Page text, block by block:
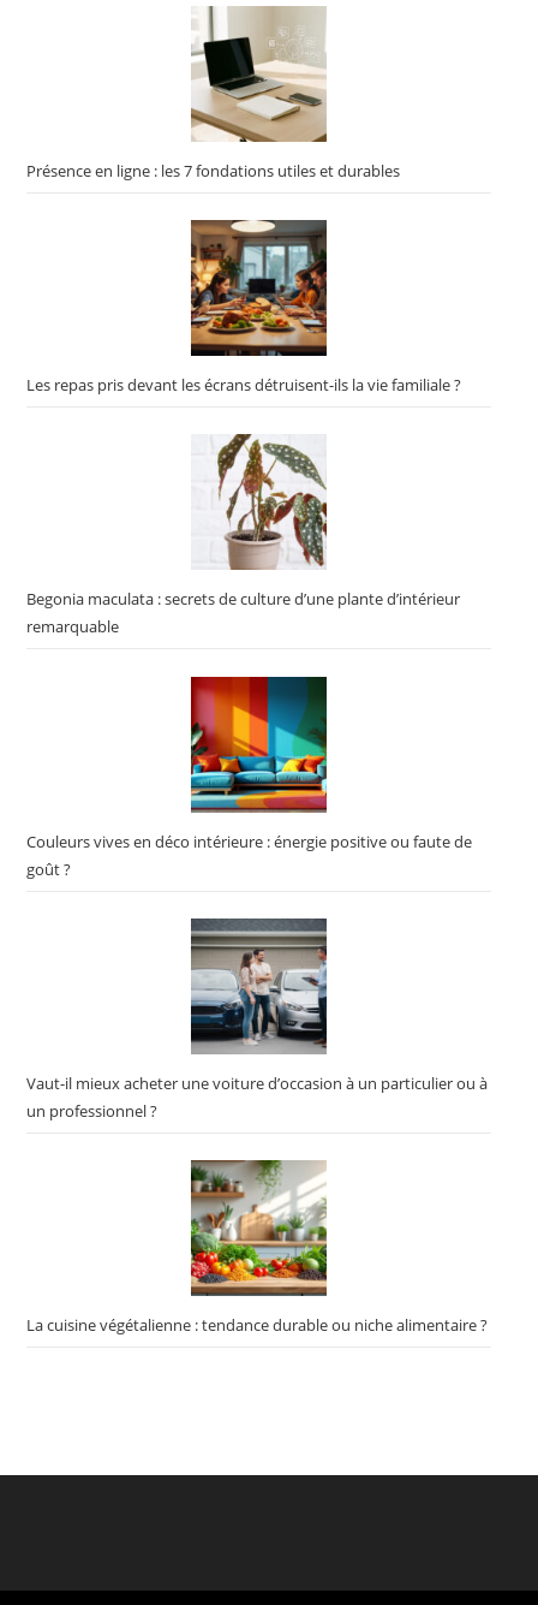
Présence en ligne : les 7 fondations utiles et durables
Les repas pris devant les écrans détruisent-ils la vie familiale ?
Begonia maculata : secrets de culture d’une plante d’intérieur
remarquable
Couleurs vives en déco intérieure : énergie positive ou faute de
goût ?
Vaut-il mieux acheter une voiture d’occasion à un particulier ou à
un professionnel ?
La cuisine végétalienne : tendance durable ou niche alimentaire ?